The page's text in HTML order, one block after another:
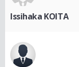
Issihaka KOITA